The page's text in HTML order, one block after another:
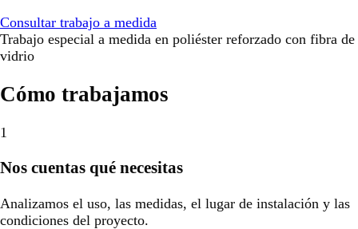
Consultar trabajo a medida
Trabajo especial a medida en poliéster reforzado con fibra de
vidrio
Cómo trabajamos
1
Nos cuentas qué necesitas
Analizamos el uso, las medidas, el lugar de instalación y las
condiciones del proyecto.